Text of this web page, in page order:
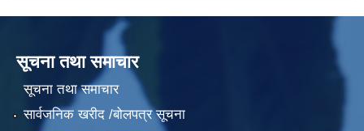
सूचना तथा समाचार
सूचना तथा समाचार
सार्वजनिक खरीद /बोलपत्र सूचना